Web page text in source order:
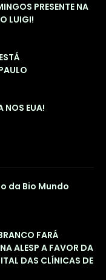
PRESENTE NA
LUIGI!
NOS EUA!
da Bio Mundo
FARÁ
ALESP A FAVOR DA
DAS CLÍNICAS DE